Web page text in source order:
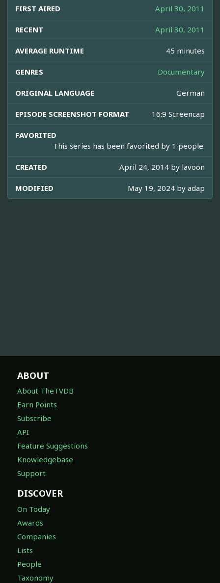
FIRST AIRED April 30, 2011
RECENT April 30, 2011
AVERAGE RUNTIME 45 minutes
GENRES Documentary
ORIGINAL LANGUAGE German
EPISODE SCREENSHOT FORMAT 16:9 Screencap
FAVORITED
This series has been favorited by 1 people.
CREATED April 24, 2014 by lavoon
MODIFIED May 19, 2024 by adap
ABOUT
About TheTVDB
Earn Points
Subscribe
API
Feature Suggestions
Knowledgebase
Support
DISCOVER
On Today
Awards
Companies
Lists
People
Taxonomy